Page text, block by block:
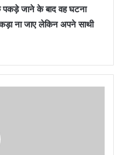
पकड़े जाने के बाद वह घटना
ना जाए लेकिन अपने साथी